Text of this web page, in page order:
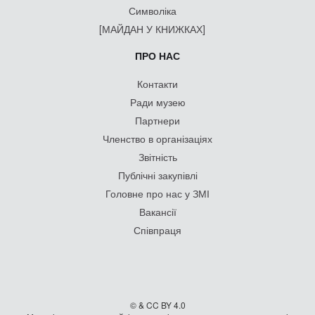
Символіка
[МАЙДАН У КНИЖКАХ]
ПРО НАС
Контакти
Ради музею
Партнери
Членство в організаціях
Звітність
Публічні закупівлі
Головне про нас у ЗМІ
Вакансії
Співпраця
© & CC BY 4.0